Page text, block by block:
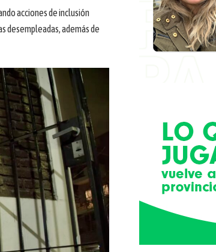
acciones de inclusión
desempleadas, además de